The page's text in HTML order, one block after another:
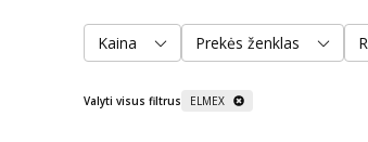
Kaina Prekės ženklas
Valyti visus filtrus ELMEX